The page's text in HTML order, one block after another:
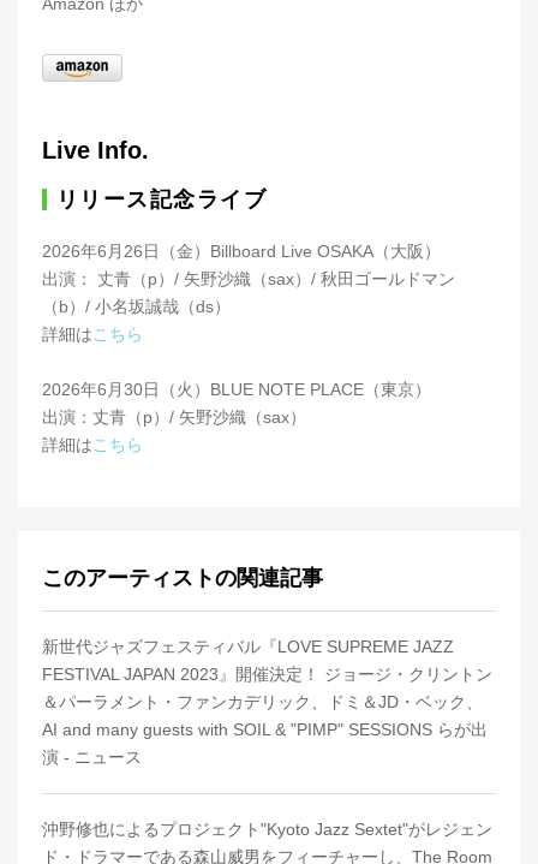
Live Info.
リリース記念ライブ
2026年6月26日（金）Billboard Live OSAKA（大阪）
出演： 丈青（p）/ 矢野沙織（sax）/ 秋田ゴールドマン
（b）/ 小名坂誠哉（ds）
詳細はこちら
2026年6月30日（火）BLUE NOTE PLACE（東京）
出演：丈青（p）/ 矢野沙織（sax）
詳細はこちら
このアーティストの関連記事
新世代ジャズフェスティバル『LOVE SUPREME JAZZ
FESTIVAL JAPAN 2023』開催決定！ ジョージ・クリントン
＆パーラメント・ファンカデリック、ドミ＆JD・ベック、
AI and many guests with SOIL & "PIMP" SESSIONS らが出
演 - ニュース
沖野修也によるプロジェクト"Kyoto Jazz Sextet"がレジェン
ド・ドラマーである森山威男をフィーチャーし、The Room